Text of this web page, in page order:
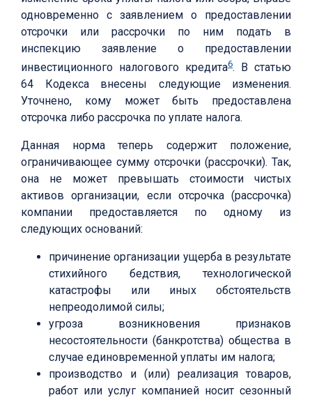
одновременно с заявлением о предоставлении
отсрочки или рассрочки по ним подать в
инспекцию заявление о предоставлении
инвестиционного налогового кредита6. В статью
64 Кодекса внесены следующие изменения.
Уточнено, кому может быть предоставлена
отсрочка либо рассрочка по уплате налога.
Данная норма теперь содержит положение,
ограничивающее сумму отсрочки (рассрочки). Так,
она не может превышать стоимости чистых
активов организации, если отсрочка (рассрочка)
компании предоставляется по одному из
следующих оснований:
причинение организации ущерба в результате
стихийного бедствия, технологической
катастрофы или иных обстоятельств
непреодолимой силы;
угроза возникновения признаков
несостоятельности (банкротства) общества в
случае единовременной уплаты им налога;
производство и (или) реализация товаров,
работ или услуг компанией носит сезонный